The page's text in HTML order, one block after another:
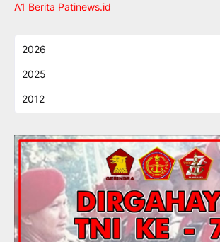
A1 Berita Patinews.id
2026
2025
2012